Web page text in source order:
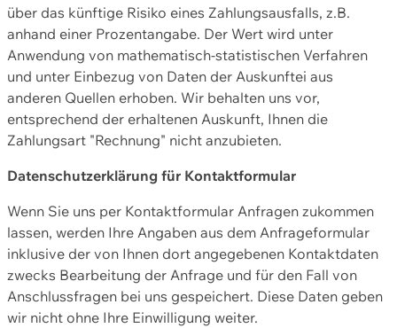
über das künftige Risiko eines Zahlungsausfalls, z.B.
anhand einer Prozentangabe. Der Wert wird unter
Anwendung von mathematisch-statistischen Verfahren
und unter Einbezug von Daten der Auskunftei aus
anderen Quellen erhoben. Wir behalten uns vor,
entsprechend der erhaltenen Auskunft, Ihnen die
Zahlungsart "Rechnung" nicht anzubieten.
Datenschutzerklärung für Kontaktformular
Wenn Sie uns per Kontaktformular Anfragen zukommen
lassen, werden Ihre Angaben aus dem Anfrageformular
inklusive der von Ihnen dort angegebenen Kontaktdaten
zwecks Bearbeitung der Anfrage und für den Fall von
Anschlussfragen bei uns gespeichert. Diese Daten geben
wir nicht ohne Ihre Einwilligung weiter.